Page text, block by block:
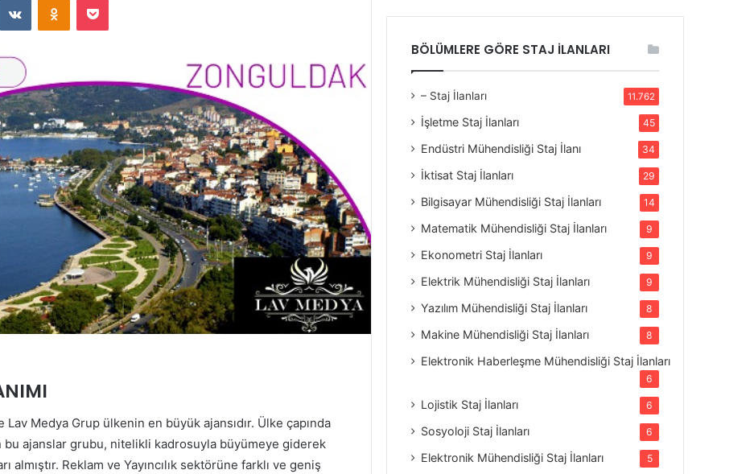
Medya Grup ülkenin en büyük ajansıdır. Ülke çapında
bu ajanslar grubu, nitelikli kadrosuyla büyümeye giderek
almıştır. Reklam ve Yayıncılık sektörüne farklı ve geniş
BÖLÜMLERE GÖRE STAJ İLANLARI
– Staj İlanları 11.762
İşletme Staj İlanları 45
Endüstri Mühendisliği Staj İlanı 34
İktisat Staj İlanları 29
Bilgisayar Mühendisliği Staj İlanları 14
Matematik Mühendisliği Staj İlanları 9
Ekonometri Staj İlanları 9
Elektrik Mühendisliği Staj İlanları 9
Yazılım Mühendisliği Staj İlanları 8
Makine Mühendisliği Staj İlanları 8
Elektronik Haberleşme Mühendisliği Staj İlanları
6
Lojistik Staj İlanları 6
Sosyoloji Staj İlanları 6
Elektronik Mühendisliği Staj İlanları 5